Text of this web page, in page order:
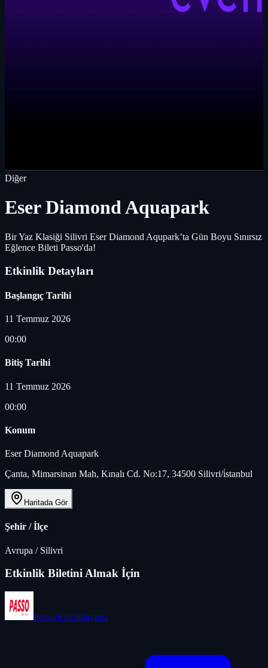
Diğer
Eser Diamond Aquapark
Bir Yaz Klasiği Silivri Eser Diamond Aqupark’ta Gün Boyu Sınırsız
Eğlence Bileti Passo'da!
Etkinlik Detayları
Başlangıç Tarihi
11 Temmuz 2026
00:00
Bitiş Tarihi
11 Temmuz 2026
00:00
Konum
Eser Diamond Aquapark
Çanta, Mimarsinan Mah, Kınalı Cd. No:17, 34500 Silivri/i̇stanbul
Haritada Gör
Şehir / İlçe
Avrupa / Silivri
Etkinlik Biletini Almak İçin
Passo için tıklayınız